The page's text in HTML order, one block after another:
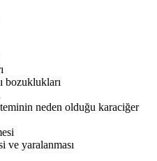
bozuklukları
neden olduğu karaciğer
ve yaralanması